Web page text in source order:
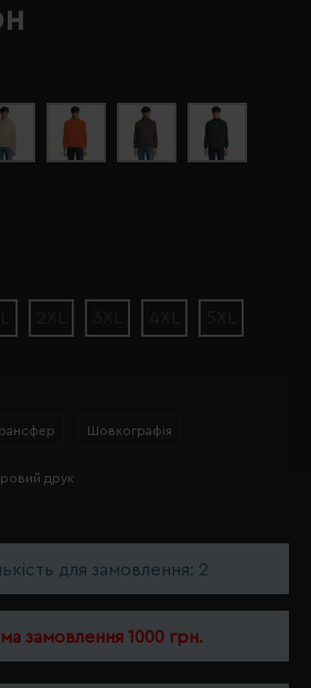
Шовкографія
друк
для замовлення: 2
замовлення 1000 грн.